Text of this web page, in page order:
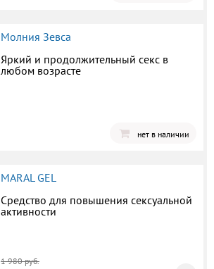
Молния Зевса
Яркий и продолжительный секс в
любом возрасте
нет в наличии
MARAL GEL
Средство для повышения сексуальной
активности
1 980 руб.